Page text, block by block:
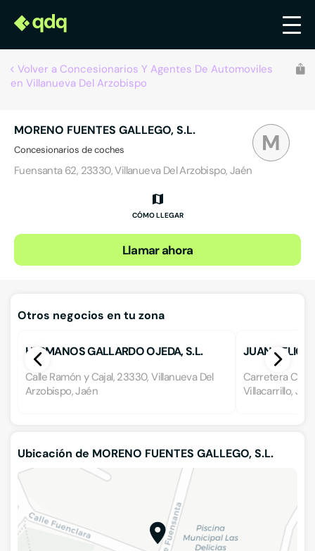
Volver a Concesionarios Y Agentes De Automoviles
en Villanueva Del Arzobispo
M
MORENO FUENTES GALLEGO, S.L.
Concesionarios de coches
Fuensanta 62, 23330, Villanueva Del Arzobispo, Jaén
CÓMO LLEGAR
Llamar ahora
Otros negocios en tu zona
HERMANOS GALLARDO OJEDA, S.L.
Calle Ramón y Cajal, 23330, Villanueva Del
Arzobispo, Jaén
JUAN
Carretera
Villacarrillo,
Ubicación de MORENO FUENTES GALLEGO, S.L.